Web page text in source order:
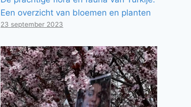
Een overzicht van bloemen en planten
23 september 2023